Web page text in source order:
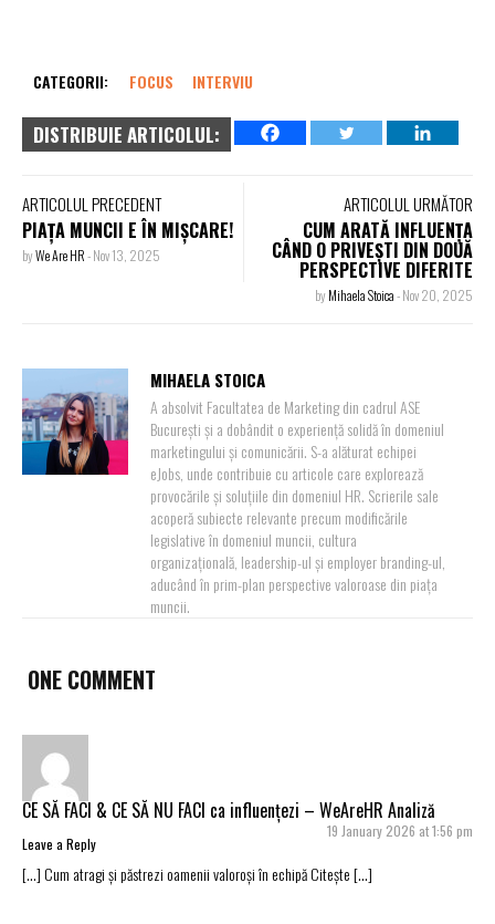
CATEGORII: FOCUS INTERVIU
DISTRIBUIE ARTICOLUL:
ARTICOLUL PRECEDENT
PIAȚA MUNCII E ÎN MIȘCARE!
byWe Are HR-Nov 13, 2025
ARTICOLUL URMĂTOR
CUM ARATĂ INFLUENȚA
CÂND O PRIVEȘTI DIN DOUĂ
PERSPECTIVE DIFERITE
byMihaela Stoica-Nov 20, 2025
MIHAELA STOICA
A absolvit Facultatea de Marketing din cadrul ASE
București și a dobândit o experiență solidă în domeniul
marketingului și comunicării. S-a alăturat echipei
eJobs, unde contribuie cu articole care explorează
provocările și soluțiile din domeniul HR. Scrierile sale
acoperă subiecte relevante precum modificările
legislative în domeniul muncii, cultura
organizațională, leadership-ul și employer branding-ul,
aducând în prim-plan perspective valoroase din piața
muncii.
ONE COMMENT
CE SĂ FACI & CE SĂ NU FACI ca influențezi – WeAreHR Analiză
19 January 2026 at 1:56 pm
Leave a Reply
[…] Cum atragi și păstrezi oamenii valoroși în echipă Citește […]